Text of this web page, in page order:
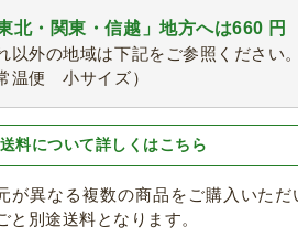
東北・関東・信越」地方へは660 円
以外の地域は下記をご参照ください。
常温便 小サイズ）
送料について詳しくはこちら
が異なる複数の商品をご購入いただ
と別途送料となります。